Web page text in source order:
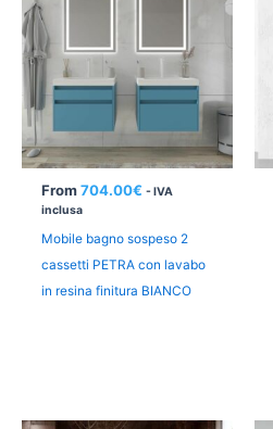
From 704.00€ - IVA
inclusa
Mobile bagno sospeso 2
cassetti PETRA con lavabo
in resina finitura BIANCO